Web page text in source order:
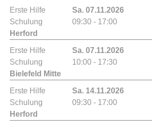
Erste Hilfe
Schulung
Herford
Sa. 07.11.2026
09:30 - 17:00
Erste Hilfe
Schulung
Bielefeld Mitte
Sa. 07.11.2026
10:00 - 17:30
Erste Hilfe
Schulung
Herford
Sa. 14.11.2026
09:30 - 17:00